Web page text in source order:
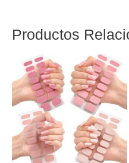
Productos